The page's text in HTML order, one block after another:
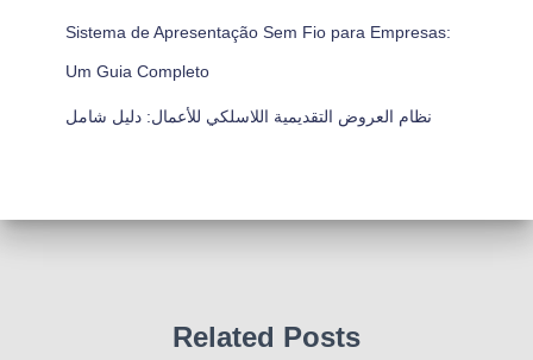
Sistema de Apresentação Sem Fio para Empresas:
Um Guia Completo
نظام العروض التقديمية اللاسلكي للأعمال: دليل شامل
Related Posts